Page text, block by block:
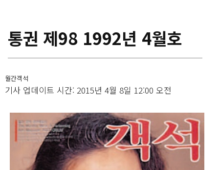
통권 제98 1992년 4월호
월간객석
기사 업데이트 시간: 2015년 4월 8일 12:00 오전